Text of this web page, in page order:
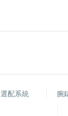
選配系統 腕